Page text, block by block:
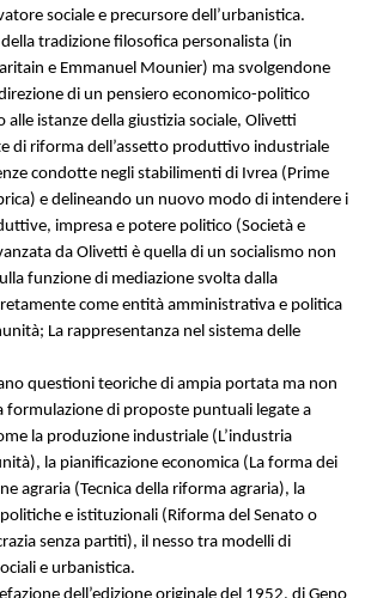
sociale e precursore dell’urbanistica.
tradizione filosofica personalista (in
e Emmanuel Mounier) ma svolgendone
di un pensiero economico-politico
istanze della giustizia sociale, Olivetti
di riforma dell’assetto produttivo industriale
condotte negli stabilimenti di Ivrea (Prime
e delineando un nuovo modo di intendere i
impresa e potere politico (Società e
da Olivetti è quella di un socialismo non
funzione di mediazione svolta dalla
come entità amministrativa e politica
La rappresentanza nel sistema delle
questioni teoriche di ampia portata ma non
formulazione di proposte puntuali legate a
la produzione industriale (L’industria
la pianificazione economica (La forma dei
agraria (Tecnica della riforma agraria), la
e istituzionali (Riforma del Senato o
senza partiti), il nesso tra modelli di
e urbanistica.